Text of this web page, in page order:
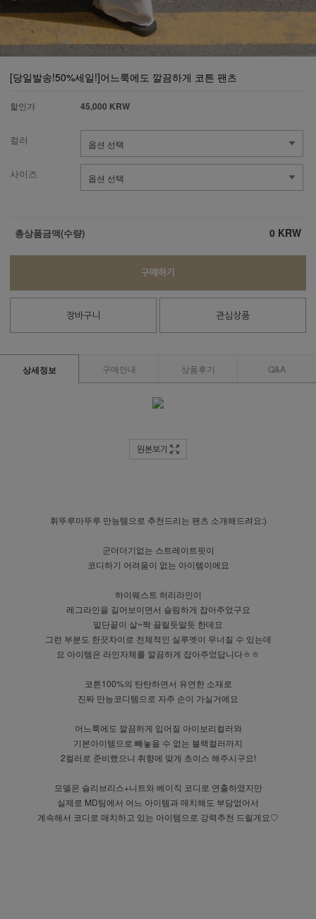
[당일발송!50%세일!]어느룩에도 깔끔하게 코튼 팬츠
할인가 45,000 KRW
컬러
사이즈
총상품금액(수량) 0 KRW
구매하기
장바구니 관심상품
상세정보 구매안내 상품후기 Q&A
원본보기
휘뚜루마뚜루 만능템으로 추천드리는 팬츠 소개해드려요:)
군더더기없는 스트레이트핏이
코디하기 어려움이 없는 아이템이에요
하이웨스트 허리라인이
레그라인을 길어보이면서 슬림하게 잡아주었구요
밑단끝이 살~짝 끌릴듯말듯 한데요
그런 부분도 한끗차이로 전체적인 실루엣이 무너질 수 있는데
요 아이템은 라인자체를 깔끔하게 잡아주었답니다ㅎㅎ
코튼100%의 탄탄하면서 유연한 소재로
진짜 만능코디템으로 자주 손이 가실거에요
어느룩에도 깔끔하게 입어질 아이보리컬러와
기본아이템으로 빼놓을 수 없는 블랙컬러까지
2컬러로 준비했으니 취향에 맞게 초이스 해주시구요!
모델은 슬리브리스+니트와 베이직 코디로 연출하였지만
실제로 MD팀에서 어느 아이템과 매치해도 부담없어서
계속해서 코디로 매치하고 있는 아이템으로 강력추천 드릴게요♡